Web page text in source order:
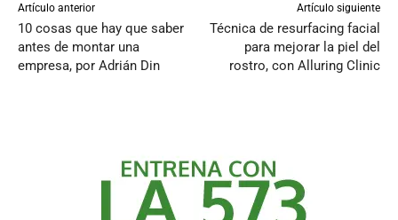
Artículo anterior
10 cosas que hay que saber
antes de montar una
empresa, por Adrián Din
Artículo siguiente
Técnica de resurfacing facial
para mejorar la piel del
rostro, con Alluring Clinic